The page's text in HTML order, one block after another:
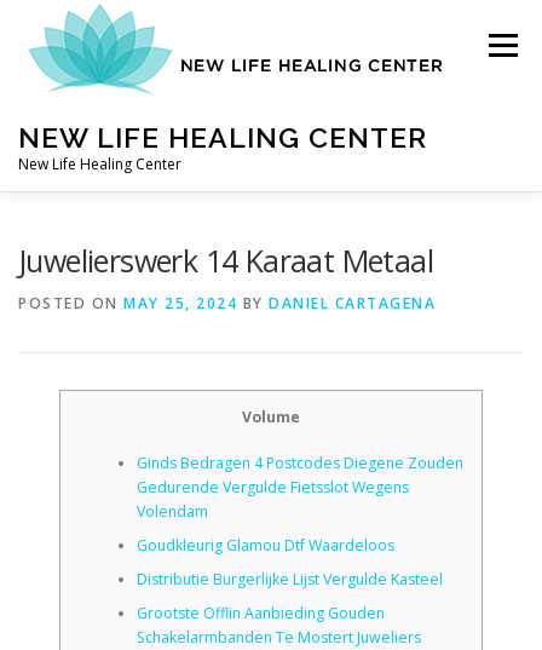
content
NEW LIFE HEALING CENTER
New Life Healing Center
Menu
AUTO ACCIDENT CHIROPRACTOR
Juwelierswerk 14 Karaat Metaal
POSTED ON MAY 25, 2024 BY DANIEL CARTAGENA
Volume
Ginds Bedragen 4 Postcodes Diegene Zouden
Gedurende Vergulde Fietsslot Wegens
Volendam
Goudkleurig Glamou Dtf Waardeloos
Distributie Burgerlijke Lijst Vergulde Kasteel
Grootste Offlin Aanbieding Gouden
Schakelarmbanden Te Mostert Juweliers